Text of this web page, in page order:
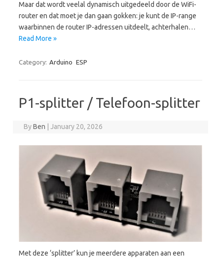
Maar dat wordt veelal dynamisch uitgedeeld door de WiFi-
router en dat moet je dan gaan gokken: je kunt de IP-range
waarbinnen de router IP-adressen uitdeelt, achterhalen…
Read More »
Category: Arduino ESP
P1-splitter / Telefoon-splitter
ByBen January 20, 2026
Met deze ‘splitter’ kun je meerdere apparaten aan een